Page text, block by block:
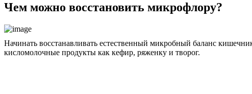
Чем можно восстановить микрофлору?
Начинать восстанавливать естественный микробный баланс
кисломолочные продукты как кефир, ряженку и творог.